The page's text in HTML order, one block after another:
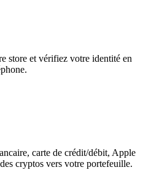
store et vérifiez votre identité en
carte de crédit/débit, Apple
cryptos vers votre portefeuille.